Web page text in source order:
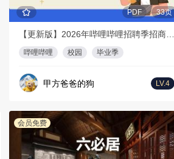
PDF 33页
【更新版】2026年哔哩哔哩招聘季招商通案
哔哩哔哩 校园 毕业季
甲方爸爸的狗 LV.4
会员免费